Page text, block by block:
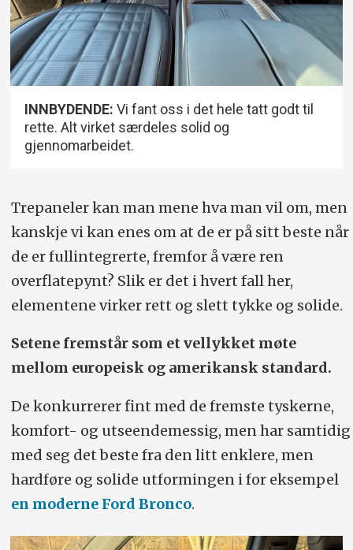
INNBYDENDE: Vi fant oss i det hele tatt godt til
rette. Alt virket særdeles solid og
gjennomarbeidet.
Trepaneler kan man mene hva man vil om, men
kanskje vi kan enes om at de er på sitt beste når
de er fullintegrerte, fremfor å være ren
overflatepynt? Slik er det i hvert fall her,
elementene virker rett og slett tykke og solide.
Setene fremstår som et vellykket møte
mellom europeisk og amerikansk standard.
De konkurrerer fint med de fremste tyskerne,
komfort- og utseendemessig, men har samtidig
med seg det beste fra den litt enklere, men
hardføre og solide utformingen i for eksempel
en moderne Ford Bronco.